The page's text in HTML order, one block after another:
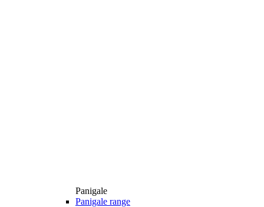
Panigale
Panigale range